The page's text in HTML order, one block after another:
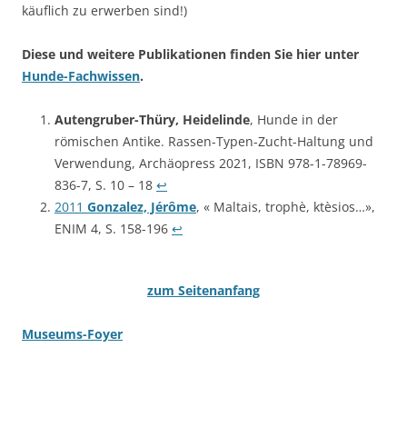
käuflich zu erwerben sind!)
Diese und weitere Publikationen finden Sie hier unter
Hunde-Fachwissen.
Autengruber-Thüry, Heidelinde, Hunde in der
römischen Antike. Rassen-Typen-Zucht-Haltung und
Verwendung, Archäopress 2021, ISBN 978-1-78969-
836-7, S. 10 – 18 ↩︎
2011 Gonzalez, Jérôme, « Maltais, trophè, ktèsios…»,
ENIM 4, S. 158-196 ↩︎
zum Seitenanfang
Museums-Foyer